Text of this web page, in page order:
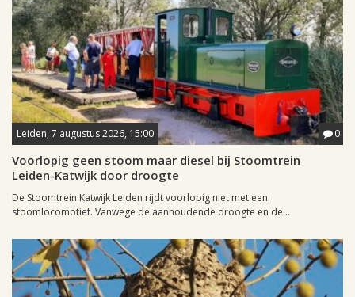
Leiden, 7 augustus 2026, 15:00 0
Voorlopig geen stoom maar diesel bij Stoomtrein
Leiden-Katwijk door droogte
De Stoomtrein Katwijk Leiden rijdt voorlopig niet met een
stoomlocomotief. Vanwege de aanhoudende droogte en de...